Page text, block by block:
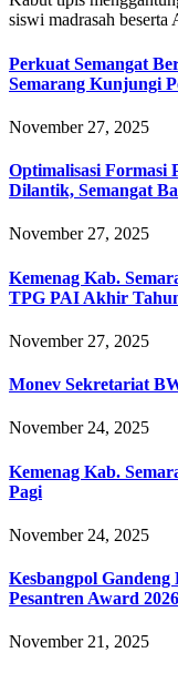
siswi madrasah
Perkuat Semangat
Semarang Kunjungi
November 27, 2025
Optimalisasi Formasi
Dilantik, Semangat
November 27, 2025
Kemenag Kab.
TPG PAI Akhir
November 27, 2025
Monev Sekretariat
November 24, 2025
Kemenag Kab.
Pagi
November 24, 2025
Kesbangpol Gandeng
Pesantren Award 2026
November 21, 2025